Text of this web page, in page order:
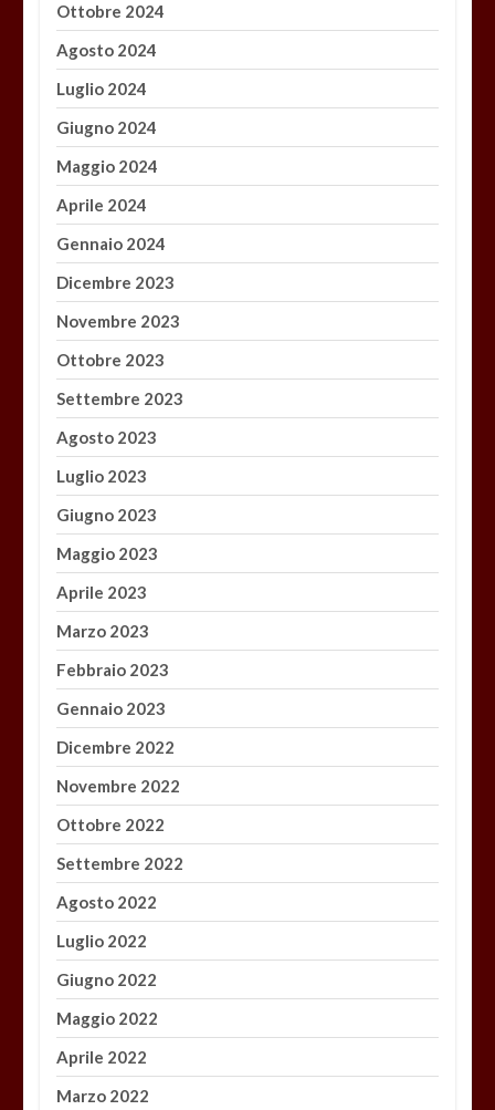
Ottobre 2024
Agosto 2024
Luglio 2024
Giugno 2024
Maggio 2024
Aprile 2024
Gennaio 2024
Dicembre 2023
Novembre 2023
Ottobre 2023
Settembre 2023
Agosto 2023
Luglio 2023
Giugno 2023
Maggio 2023
Aprile 2023
Marzo 2023
Febbraio 2023
Gennaio 2023
Dicembre 2022
Novembre 2022
Ottobre 2022
Settembre 2022
Agosto 2022
Luglio 2022
Giugno 2022
Maggio 2022
Aprile 2022
Marzo 2022